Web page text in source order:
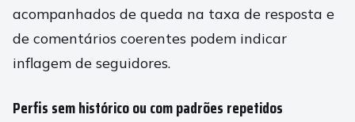
acompanhados de queda na taxa de resposta e
de comentários coerentes podem indicar
inflagem de seguidores.
Perfis sem histórico ou com padrões repetidos